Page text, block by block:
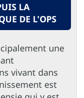
LA
DE L'OPS
une
vivant dans
est